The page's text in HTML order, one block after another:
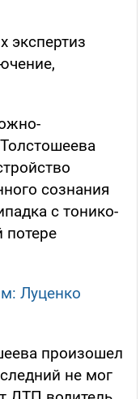
экспертиз
сознания
с тонико-
потере
Луценко
произошел
не мог